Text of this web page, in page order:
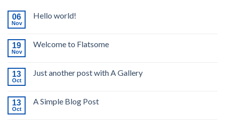
06
Nov
Hello world!
19
Nov
Welcome to Flatsome
13
Oct
Just another post with A Gallery
13
Oct
A Simple Blog Post